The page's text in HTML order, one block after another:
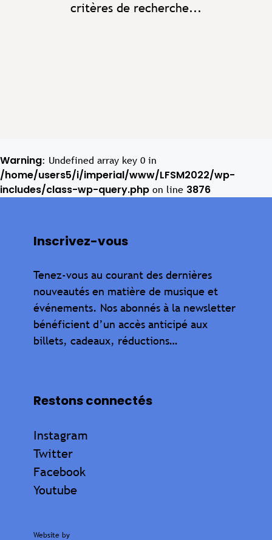
critères de recherche...
Warning: Undefined array key 0 in
/home/users5/i/imperial/www/LFSM2022/wp-
includes/class-wp-query.php on line 3876
Inscrivez-vous
Tenez-vous au courant des dernières
nouveautés en matière de musique et
événements. Nos abonnés à la newsletter
bénéficient d’un accès anticipé aux
billets, cadeaux, réductions…
Restons connectés
Instagram
Twitter
Facebook
Youtube
Website by